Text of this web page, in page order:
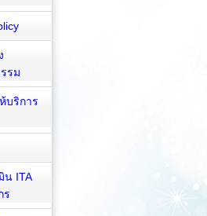
รม
บริการ
น ITA
ร